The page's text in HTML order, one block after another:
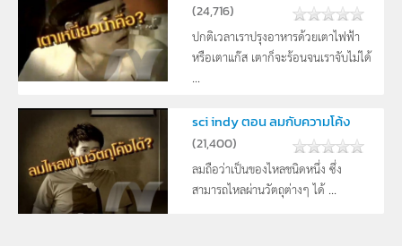
(24,716)
ปกติเวลาเราปรุงอาหารด้วยเตาไฟฟ้า
หรือเตาแก๊ส เตาก็จะร้อนจนเราจับไม่ได้
...
sci indy ตอน ลมกับความโค้ง
(21,400)
ลมถือว่าเป็นของไหลชนิดหนึ่ง ซึ่ง
สามารถไหลผ่านวัตถุต่างๆ ได้ ...